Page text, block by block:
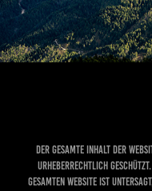
Der gesamte Inhalt der
urheberrechtlich geschützt.
gesamten Website ist